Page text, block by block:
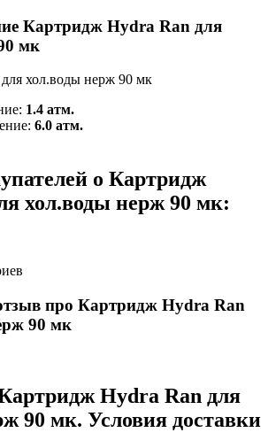
Картридж Hydra Ran для
мк
хол.воды нерж 90 мк
1.4 атм.
6.0 атм.
о Картридж
хол.воды нерж 90 мк:
про Картридж Hydra Ran
90 мк
Hydra Ran для
90 мк. Условия доставки